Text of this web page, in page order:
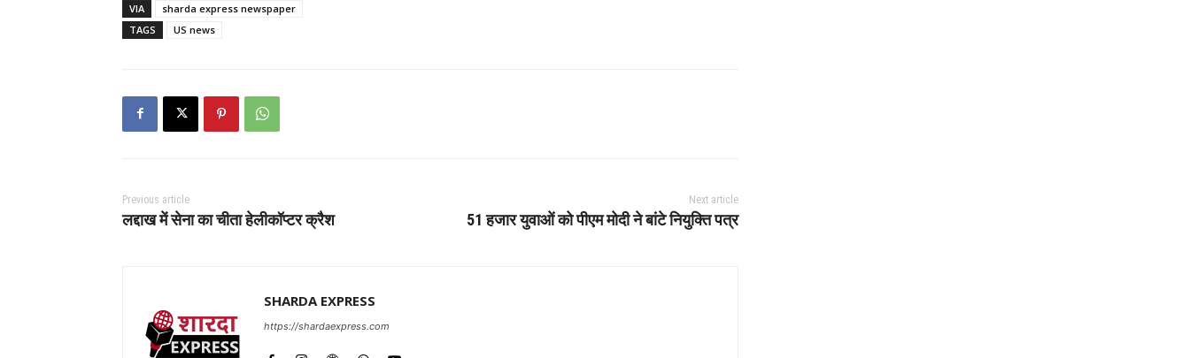
VIA
sharda express newspaper
TAGS
US news
Previous article
लद्दाख में सेना का चीता हेलीकॉप्टर क्रैश
Next article
51 हजार युवाओं को पीएम मोदी ने बांटे नियुक्ति पत्र
SHARDA EXPRESS
https://shardaexpress.com